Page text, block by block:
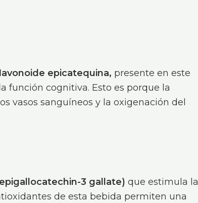
epicatequina, presente en este
función cognitiva. Esto es porque la
vasos sanguíneos y la oxigenación del
3 gallate) que estimula la
de esta bebida permiten una